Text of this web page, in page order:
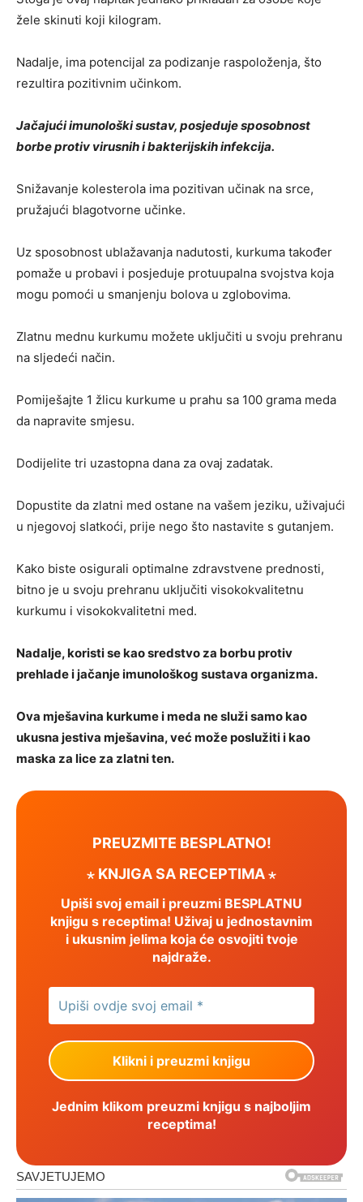
žele skinuti koji kilogram.
Nadalje, ima potencijal za podizanje raspoloženja, što
rezultira pozitivnim učinkom.
Jačajući imunološki sustav, posjeduje sposobnost
borbe protiv virusnih i bakterijskih infekcija.
Snižavanje kolesterola ima pozitivan učinak na srce,
pružajući blagotvorne učinke.
Uz sposobnost ublažavanja nadutosti, kurkuma također
pomaže u probavi i posjeduje protuupalna svojstva koja
mogu pomoći u smanjenju bolova u zglobovima.
Zlatnu mednu kurkumu možete uključiti u svoju prehranu
na sljedeći način.
Pomiješajte 1 žlicu kurkume u prahu sa 100 grama meda
da napravite smjesu.
Dodijelite tri uzastopna dana za ovaj zadatak.
Dopustite da zlatni med ostane na vašem jeziku, uživajući
u njegovoj slatkoći, prije nego što nastavite s gutanjem.
Kako biste osigurali optimalne zdravstvene prednosti,
bitno je u svoju prehranu uključiti visokokvalitetnu
kurkumu i visokokvalitetni med.
Nadalje, koristi se kao sredstvo za borbu protiv
prehlade i jačanje imunološkog sustava organizma.
Ova mješavina kurkume i meda ne služi samo kao
ukusna jestiva mješavina, već može poslužiti i kao
maska ​​za lice za zlatni ten.
PREUZMITE BESPLATNO!
⋆ KNJIGA SA RECEPTIMA ⋆
Upiši svoj email i preuzmi BESPLATNU
knjigu s receptima! Uživaj u jednostavnim
i ukusnim jelima koja će osvojiti tvoje
najdraže.
Jednim klikom preuzmi knjigu s najboljim
receptima!